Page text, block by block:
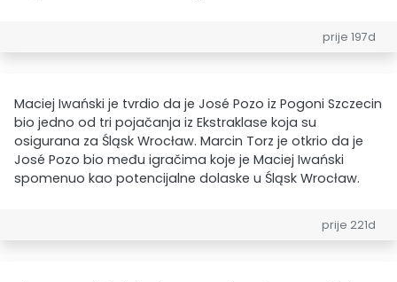
prije 197d
Maciej Iwański je tvrdio da je José Pozo iz Pogoni Szczecin
bio jedno od tri pojačanja iz Ekstraklase koja su
osigurana za Śląsk Wrocław. Marcin Torz je otkrio da je
José Pozo bio među igračima koje je Maciej Iwański
spomenuo kao potencijalne dolaske u Śląsk Wrocław.
prije 221d